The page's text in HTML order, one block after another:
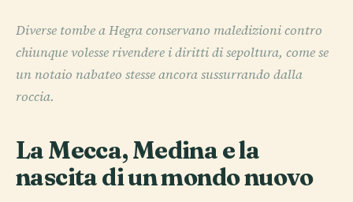
Diverse tombe a Hegra conservano maledizioni contro
chiunque volesse rivendere i diritti di sepoltura, come se
un notaio nabateo stesse ancora sussurrando dalla
roccia.
La Mecca, Medina e la
nascita di un mondo nuovo